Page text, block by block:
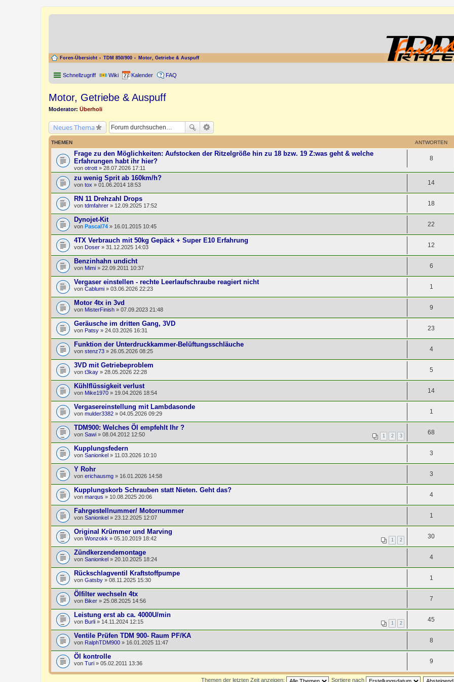
Foren-Übersicht TDM 850/900 Motor, Getriebe & Auspuff
Schnellzugriff Wiki Kalender FAQ
Motor, Getriebe & Auspuff
Moderator: Überholi
Neues Thema
THEMEN ANTWORTEN
Frage zu den Möglichkeiten: Aufstocken der Ritzelgröße hin zu 18 bzw. 19 Z:was geht & welche
Erfahrungen habt ihr hier?
von otrott » 28.07.2026 17:11
8
zu wenig Sprit ab 160km/h?
von tox » 01.06.2014 18:53 14
RN 11 Drehzahl Drops
von tdmfahrer » 12.09.2025 17:52 18
Dynojet-Kit
von Pascal74 » 16.01.2015 10:45 22
4TX Verbrauch mit 50kg Gepäck + Super E10 Erfahrung
von Doser » 31.12.2025 14:03 12
Benzinhahn undicht
von Mimi » 22.09.2011 10:37 6
Vergaser einstellen - rechte Leerlaufschraube reagiert nicht
von Cablumi » 03.06.2026 22:23 1
Motor 4tx in 3vd
von MisterFinish » 07.09.2023 21:48 9
Geräusche im dritten Gang, 3VD
von Patsy » 24.03.2026 16:31 23
Funktion der Unterdruckkammer-Belüftungsschläuche
von stenz73 » 26.05.2026 08:25 4
3VD mit Getriebeproblem
von t3kay » 28.05.2026 22:28 5
Kühlflüssigkeit verlust
von Mike1970 » 19.04.2026 18:54 14
Vergasereinstellung mit Lambdasonde
von mulder3382 » 04.05.2026 09:29 1
TDM900: Welches Öl empfehlt Ihr ?
1 2 3
von Sawi » 08.04.2012 12:50 68
Kupplungsfedern
von Sanionkel » 11.03.2026 10:10 3
Y Rohr
von erichausmg » 16.01.2026 14:58 3
Kupplungskorb Schrauben statt Nieten. Geht das?
von marqus » 10.08.2025 20:06 4
Fahrgestellnummer/ Motornummer
von Sanionkel » 23.12.2025 12:07 1
Original Krümmer und Marving
1 2
von Wonzokk » 05.10.2019 18:42 30
Zündkerzendemontage
von Sanionkel » 20.10.2025 18:24 4
Rückschlagventil Kraftstoffpumpe
von Gatsby » 08.11.2025 15:30 1
Ölfilter wechseln 4tx
von Biker » 25.08.2025 14:56 7
Leistung erst ab ca. 4000U/min
1 2
von Burli » 14.11.2024 12:15 45
Ventile Prüfen TDM 900- Raum PF/KA
von RalphTDM900 » 16.01.2025 11:47 8
Öl kontrolle
von Turi » 05.02.2011 13:36 9
Themen der letzten Zeit anzeigen: Sortiere nach